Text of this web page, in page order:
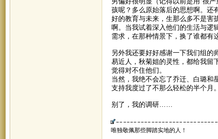
孩呢？多么原始落后的思想啊。还
好的教育与未来，生那么多不是害
啊。当我试着深入他们的生活与逻
需求，在那种情景下，换了谁都有
另外我还要好好感谢一下我们组的
易近人，秋菊姐的灵性，都给我留
觉得对不住他们。
当然，我绝不会忘了乔迁、白璐和
支持我度过了不那么轻松的半个月
别了，我的调研……
唯独敬佩那些脚踏实地的人！